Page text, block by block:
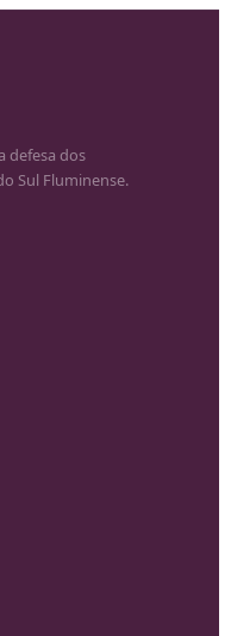
defesa dos
Sul Fluminense.